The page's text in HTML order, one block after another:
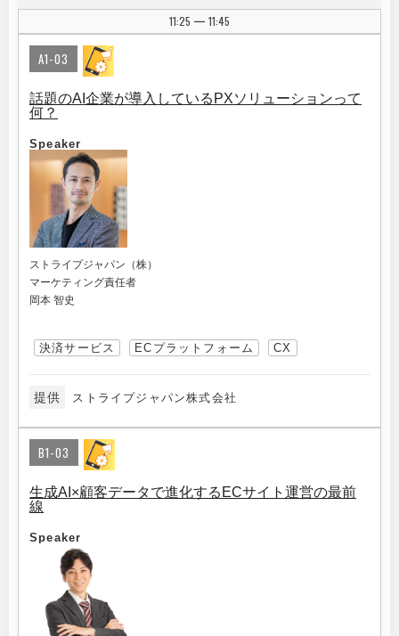
11:25 | 11:45
A1-03
話題のAI企業が導入しているPXソリューションって
何？
Speaker
ストライプジャパン（株）
マーケティング責任者
岡本 智史
決済サービス ECプラットフォーム CX
提供 ストライプジャパン株式会社
B1-03
生成AI×顧客データで進化するECサイト運営の最前
線
Speaker